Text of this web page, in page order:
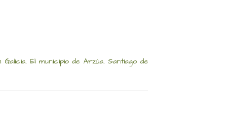
Galicia. El municipio de Arzúa. Santiago de